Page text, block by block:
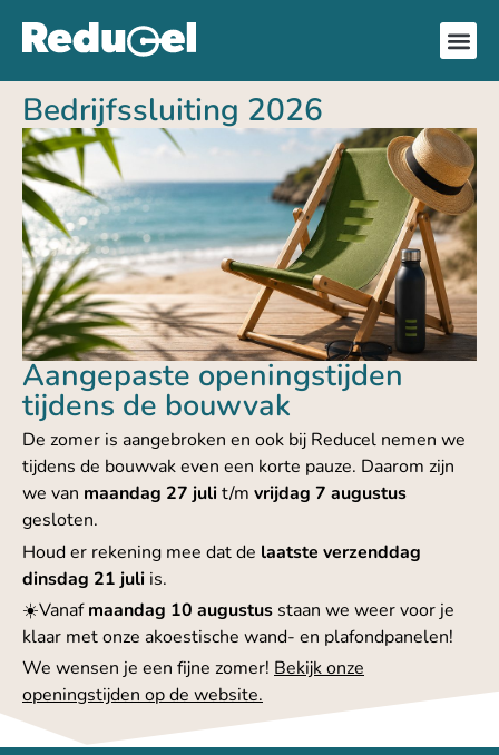
Bedrijfssluiting 2026
Aangepaste openingstijden
tijdens de bouwvak
De zomer is aangebroken en ook bij Reducel nemen we
tijdens de bouwvak even een korte pauze. Daarom zijn
we van maandag 27 julit/m vrijdag 7 augustus
gesloten.
Houd er rekening mee dat de laatste verzenddag
dinsdag 21 juli is.
☀️Vanafmaandag 10 augustus staan we weer voor je
klaar met onze akoestische wand- en plafondpanelen!
We wensen je een fijne zomer! Bekijk onze
openingstijden op de website.